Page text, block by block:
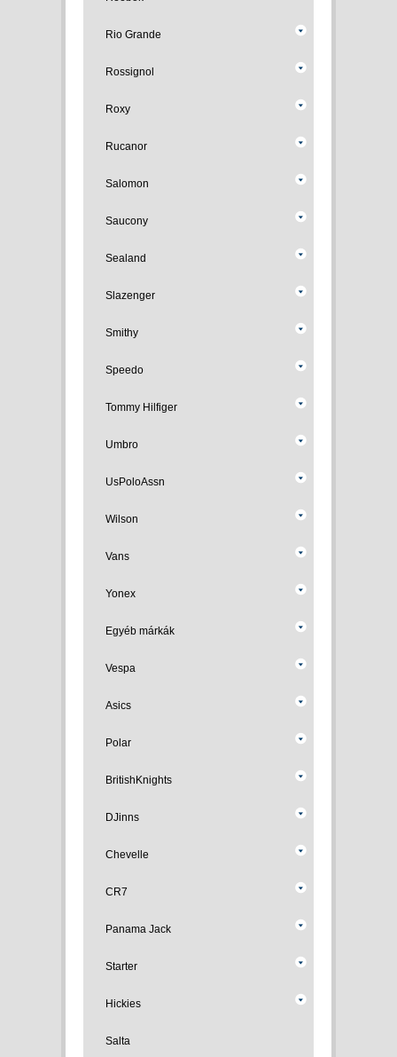
Rio Grande
Rossignol
Roxy
Rucanor
Salomon
Saucony
Sealand
Slazenger
Smithy
Speedo
Tommy Hilfiger
Umbro
UsPoloAssn
Wilson
Vans
Yonex
Egyéb márkák
Vespa
Asics
Polar
BritishKnights
DJinns
Chevelle
CR7
Panama Jack
Starter
Hickies
Salta